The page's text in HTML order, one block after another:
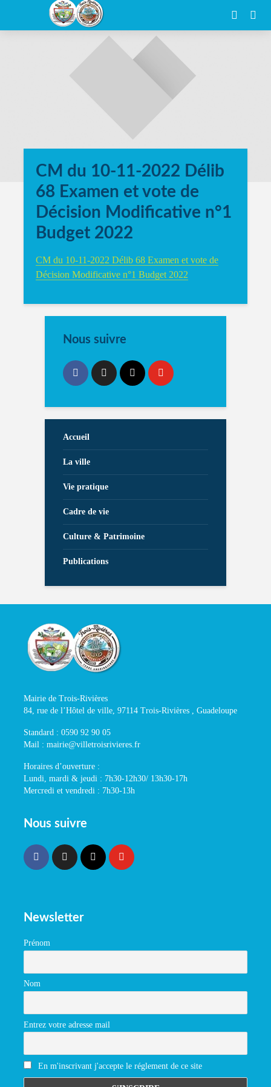
CM du 10-11-2022 Délib
68 Examen et vote de
Décision Modificative n°1
Budget 2022
CM du 10-11-2022 Délib 68 Examen et vote de
Décision Modificative n°1 Budget 2022
Nous suivre
Accueil
La ville
Vie pratique
Cadre de vie
Culture & Patrimoine
Publications
Mairie de Trois-Rivières
84, rue de l’Hôtel de ville, 97114 Trois-Rivières , Guadeloupe
Standard : 0590 92 90 05
Mail : mairie@villetroisrivieres.fr
Horaires d’ouverture :
Lundi, mardi & jeudi : 7h30-12h30/ 13h30-17h
Mercredi et vendredi : 7h30-13h
Nous suivre
Newsletter
Prénom
Nom
Entrez votre adresse mail
En m'inscrivant j'accepte le réglement de ce site